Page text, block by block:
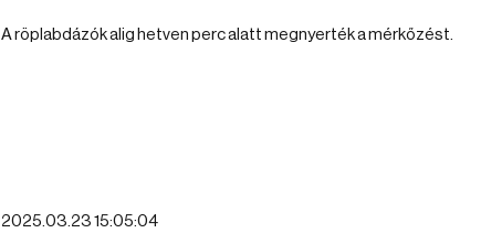
A röplabdázók alig hetven perc alatt megnyerték a mérkőzést.
2025.03.23 15:05:04